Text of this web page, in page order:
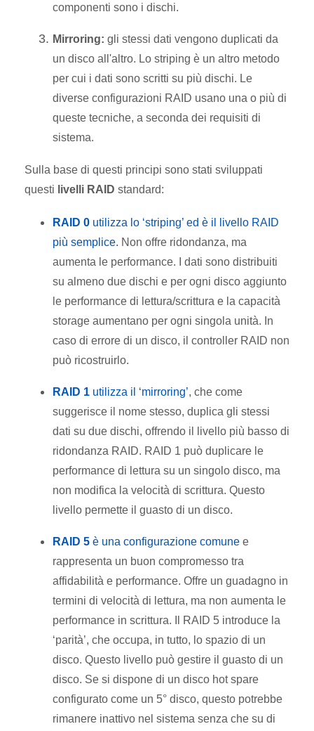
componenti sono i dischi.
Mirroring: gli stessi dati vengono duplicati da
un disco all'altro. Lo striping è un altro metodo
per cui i dati sono scritti su più dischi. Le
diverse configurazioni RAID usano una o più di
queste tecniche, a seconda dei requisiti di
sistema.
Sulla base di questi principi sono stati sviluppati
questi livelli RAID standard:
RAID 0 utilizza lo ‘striping’ ed è il livello RAID
più semplice. Non offre ridondanza, ma
aumenta le performance. I dati sono distribuiti
su almeno due dischi e per ogni disco aggiunto
le performance di lettura/scrittura e la capacità
storage aumentano per ogni singola unità. In
caso di errore di un disco, il controller RAID non
può ricostruirlo.
RAID 1 utilizza il ‘mirroring’, che come
suggerisce il nome stesso, duplica gli stessi
dati su due dischi, offrendo il livello più basso di
ridondanza RAID. RAID 1 può duplicare le
performance di lettura su un singolo disco, ma
non modifica la velocità di scrittura. Questo
livello permette il guasto di un disco.
RAID 5 è una configurazione comune e
rappresenta un buon compromesso tra
affidabilità e performance. Offre un guadagno in
termini di velocità di lettura, ma non aumenta le
performance in scrittura. Il RAID 5 introduce la
‘parità’, che occupa, in tutto, lo spazio di un
disco. Questo livello può gestire il guasto di un
disco. Se si dispone di un disco hot spare
configurato come un 5° disco, questo potrebbe
rimanere inattivo nel sistema senza che su di